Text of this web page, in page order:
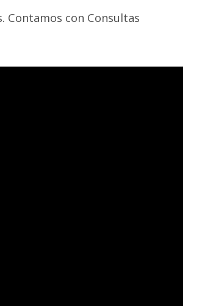
Contamos con Consultas